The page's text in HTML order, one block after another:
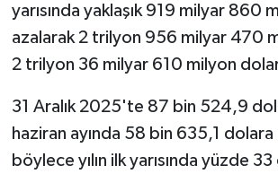
yarısında yaklaşık 919 milyar 860
azalarak 2 trilyon 956 milyar 470
2 trilyon 36 milyar 610 milyon
31 Aralık 2025'te 87 bin 524,9
haziran ayında 58 bin 635,1
böylece yılın ilk yarısında yüzde